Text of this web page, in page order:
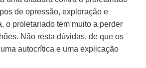
de opressão, exploração e
o proletariado tem muito a perder
Não resta dúvidas, de que os
autocrítica e uma explicação